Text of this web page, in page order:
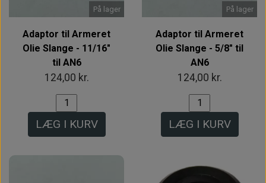
På lager
Adaptor til Armeret
Olie Slange - 11/16"
til AN6
124,00 kr.
LÆG I KURV
På lager
Adaptor til Armeret
Olie Slange - 5/8" til
AN6
124,00 kr.
LÆG I KURV